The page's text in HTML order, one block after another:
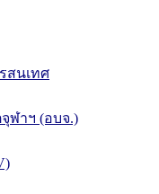
สนเทศ
ฬาฯ (อบจ.)